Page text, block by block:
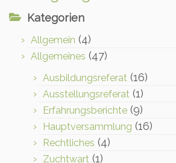
Kategorien
Allgemein (4)
Allgemeines (47)
Ausbildungsreferat (16)
Ausstellungsreferat (1)
Erfahrungsberichte (9)
Hauptversammlung (16)
Rechtliches (4)
Zuchtwart (1)